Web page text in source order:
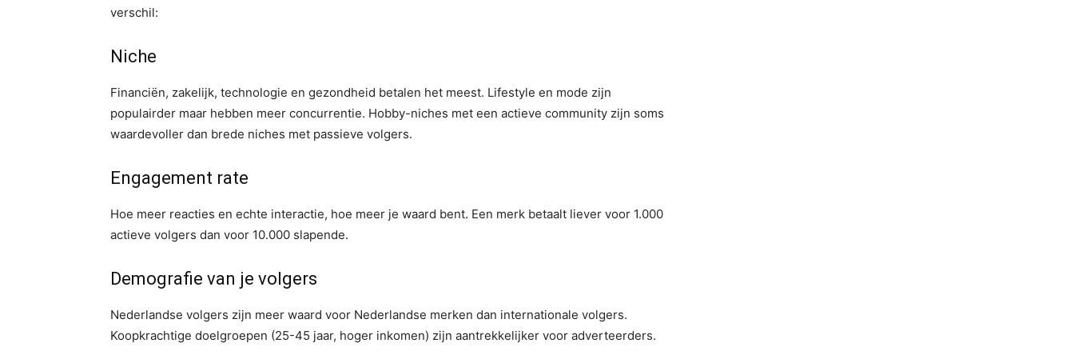
verschil:
Niche
Financiën, zakelijk, technologie en gezondheid betalen het meest. Lifestyle en mode zijn
populairder maar hebben meer concurrentie. Hobby-niches met een actieve community zijn soms
waardevoller dan brede niches met passieve volgers.
Engagement rate
Hoe meer reacties en echte interactie, hoe meer je waard bent. Een merk betaalt liever voor 1.000
actieve volgers dan voor 10.000 slapende.
Demografie van je volgers
Nederlandse volgers zijn meer waard voor Nederlandse merken dan internationale volgers.
Koopkrachtige doelgroepen (25-45 jaar, hoger inkomen) zijn aantrekkelijker voor adverteerders.